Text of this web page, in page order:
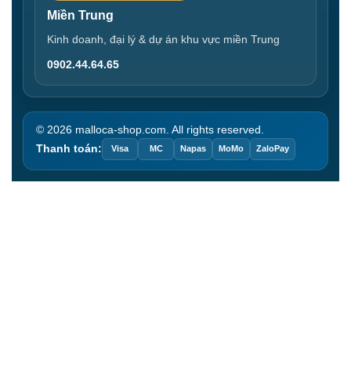
Miền Trung
Kinh doanh, đại lý & dự án khu vực miền Trung
0902.44.64.65
© 2026 malloca-shop.com. All rights reserved.
Thanh toán:
Visa MC Napas MoMo ZaloPay